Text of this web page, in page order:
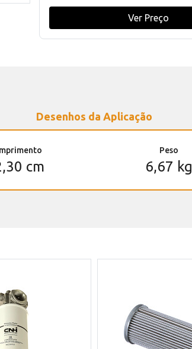
Ver Preço
Desenhos da Aplicação
cm
Peso
6,67 kg